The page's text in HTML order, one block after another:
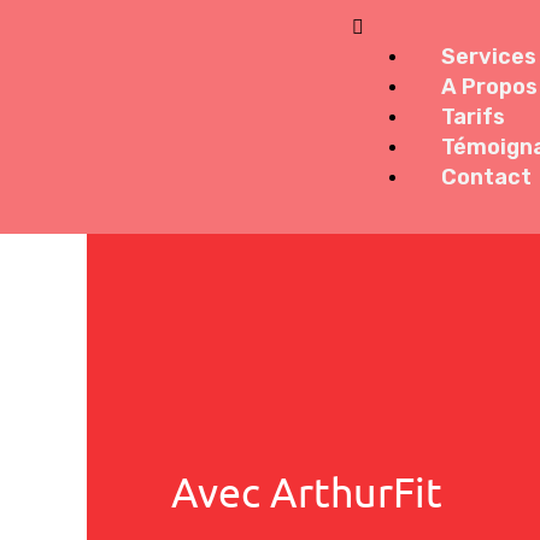
Services
A Propos
Tarifs
Contact
Avec ArthurFit